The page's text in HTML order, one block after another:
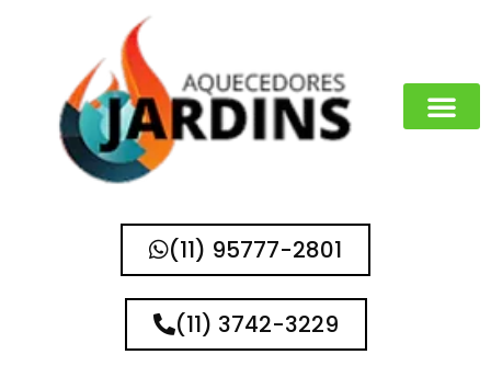
(11) 95777-2801
(11) 3742-3229